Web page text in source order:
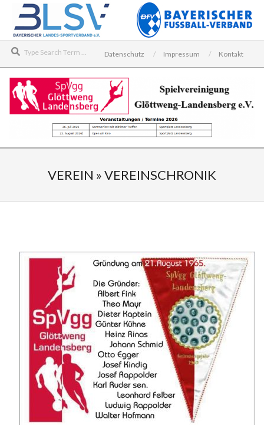
content
Datenschutz
Impressum Kontakt
SPIELVEREINIGUNG
GLÖTTWENG-
VEREIN »VEREINSCHRONIK